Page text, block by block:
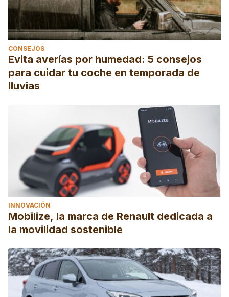
CONSEJOS
Evita averías por humedad: 5 consejos
para cuidar tu coche en temporada de
lluvias
INNOVACIÓN
Mobilize, la marca de Renault dedicada a
la movilidad sostenible